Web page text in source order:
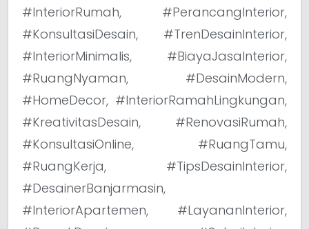
#InteriorRumah, #PerancangInterior,
#KonsultasiDesain, #TrenDesainInterior,
#InteriorMinimalis, #BiayaJasaInterior,
#RuangNyaman, #DesainModern,
#HomeDecor, #InteriorRamahLingkungan,
#KreativitasDesain, #RenovasiRumah,
#KonsultasiOnline, #RuangTamu,
#RuangKerja, #TipsDesainInterior,
#DesainerBanjarmasin,
#InteriorApartemen, #LayananInterior,